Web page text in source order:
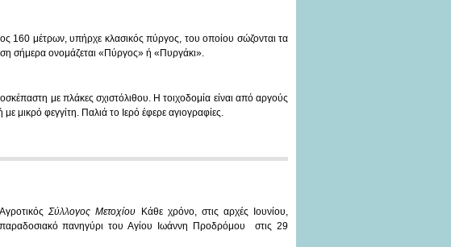
160 μέτρων, υπήρχε κλασικός πύργος, του οποίου σώζονται τα
σήμερα ονομάζεται «Πύργος» ή «Πυργάκι».
με πλάκες σχιστόλιθου. Η τοιχοδομία είναι από αργούς
μικρό φεγγίτη. Παλιά το Ιερό έφερε αγιογραφίες.
Σύλλογος Μετοχίου Κάθε χρόνο, στις αρχές Ιουνίου,
παραδοσιακό πανηγύρι του Αγίου Ιωάννη Προδρόμου στις 29